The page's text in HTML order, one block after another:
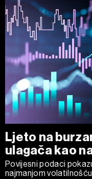
Ljeto na
ulagača kao
Povijesni podaci
najmanjom